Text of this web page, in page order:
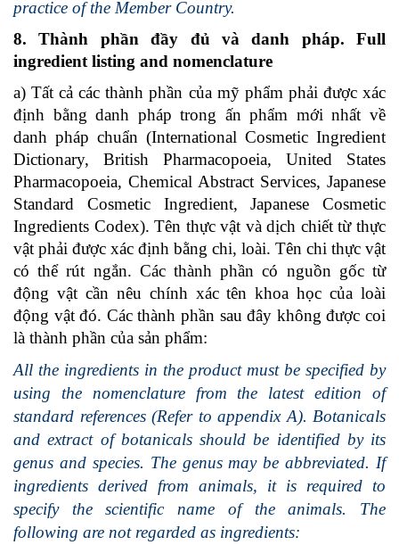
practice of the Member Country.
8. Thành phần đầy đủ và danh pháp. Full
ingredient listing and nomenclature
a) Tất cả các thành phần của mỹ phẩm phải đ­ược xác
định bằng danh pháp trong ấn phẩm mới nhất về
danh pháp chuẩn (International Cosmetic Ingredient
Dictionary, British Pharmacopoeia, United States
Pharmacopoeia, Chemical Abstract Services, Japanese
Standard Cosmetic Ingredient, Japanese Cosmetic
Ingredients Codex). Tên thực vật và dịch chiết từ thực
vật phải được xác định bằng chi, loài. Tên chi thực vật
có thể rút ngắn. Các thành phần có nguồn gốc từ
động vật cần nêu chính xác tên khoa học của loài
động vật đó. Các thành phần sau đây không đ­ược coi
là thành phần của sản phẩm:
All the ingredients in the product must be specified by
using the nomenclature from the latest edition of
standard references (Refer to appendix A). Botanicals
and extract of botanicals should be identified by its
genus and species. The genus may be abbreviated. If
ingredients derived from animals, it is required to
specify the scientific name of the animals. The
following are not regarded as ingredients: